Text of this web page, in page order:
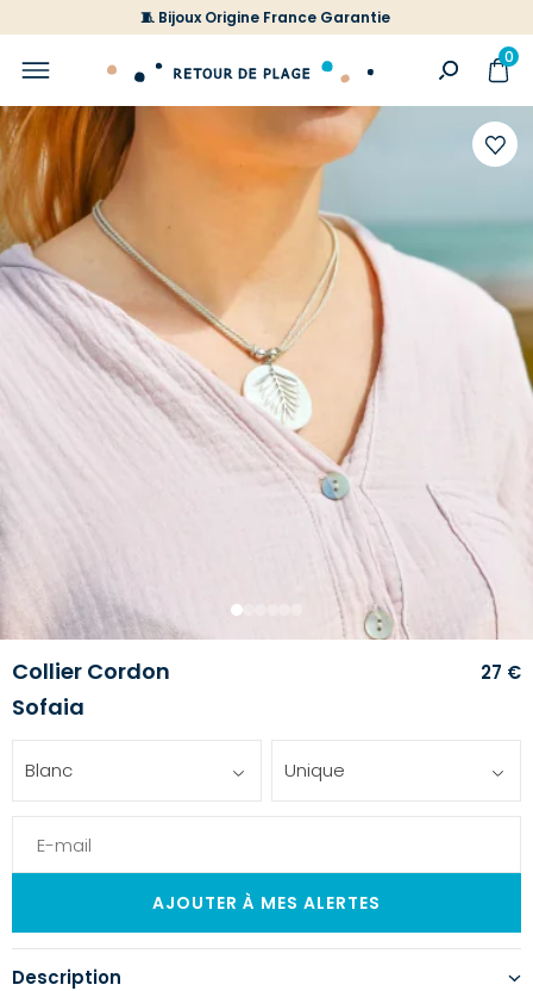
🧵 Bijoux Origine France Garantie
0
1 23456
Collier Cordon
Sofaia
27 €
Blanc Unique
Description